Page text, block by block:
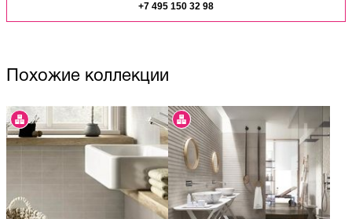
+7 495 150 32 98
Похожие коллекции